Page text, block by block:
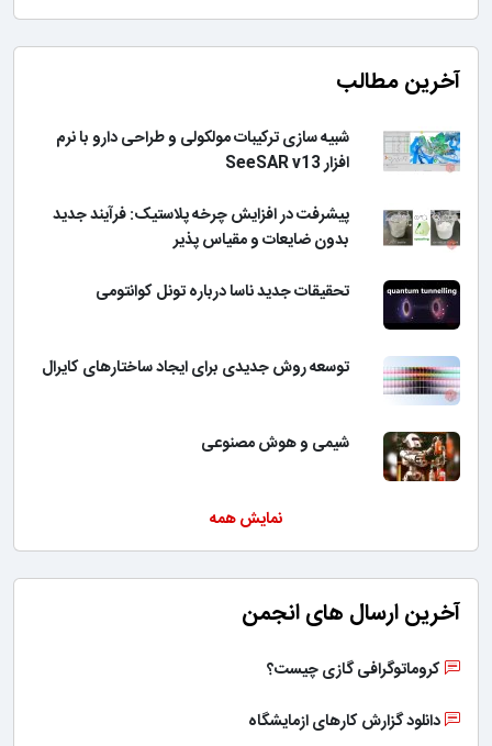
آخرین مطالب
شبیه سازی ترکیبات مولکولی و طراحی دارو با نرم
افزار SeeSAR v13
پیشرفت در افزایش چرخه پلاستیک: فرآیند جدید
بدون ضایعات و مقیاس پذیر
تحقیقات جدید ناسا درباره تونل کوانتومی
توسعه روش جدیدی برای ایجاد ساختارهای کایرال
شیمی و هوش مصنوعی
نمایش همه
آخرین ارسال های انجمن
کروماتوگرافی گازی چیست؟
دانلود گزارش کارهای ازمایشگاه